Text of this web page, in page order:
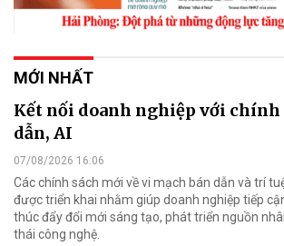
MỚI NHẤT
Kết nối doanh nghiệp với chính
dẫn, AI
07/08/2026 16:06
Các chính sách mới về vi mạch bán dẫn và trí
được triển khai nhằm giúp doanh nghiệp tiếp
thúc đẩy đổi mới sáng tạo, phát triển nguồn
thái công nghệ.